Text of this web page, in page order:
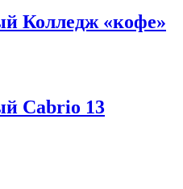
Колледж «кофе»
Cabrio 13